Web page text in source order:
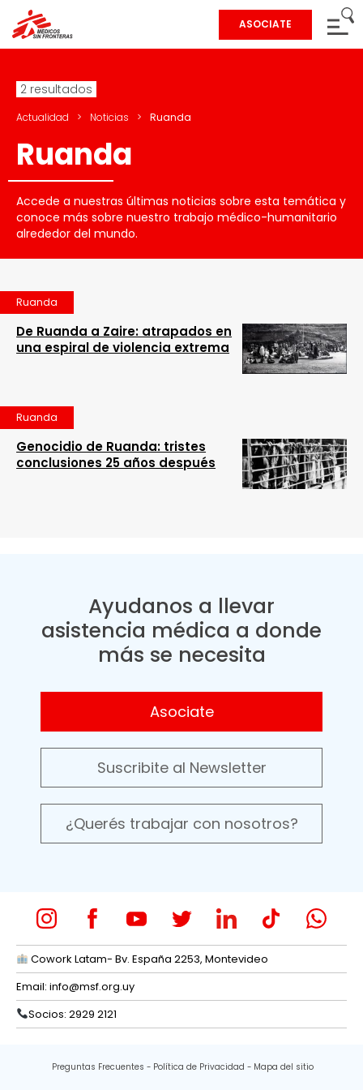
ASOCIATE
2 resultados
Actualidad > Noticias > Ruanda
Ruanda
Accede a nuestras últimas noticias sobre esta temática y
conoce más sobre nuestro trabajo médico-humanitario
alrededor del mundo.
Ruanda
De Ruanda a Zaire: atrapados en
una espiral de violencia extrema
Ruanda
Genocidio de Ruanda: tristes
conclusiones 25 años después
Ayudanos a llevar
asistencia médica a donde
más se necesita
Asociate
Suscribite al Newsletter
¿Querés trabajar con nosotros?
Cowork Latam- Bv. España 2253, Montevideo
Email: info@msf.org.uy
Socios: 2929 2121
Preguntas Frecuentes Política de Privacidad Mapa del sitio